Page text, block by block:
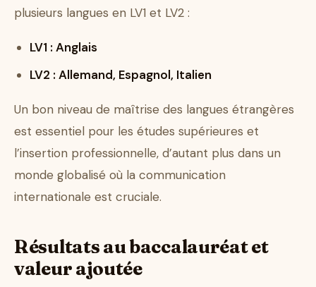
plusieurs langues en LV1 et LV2 :
LV1 : Anglais
LV2 : Allemand, Espagnol, Italien
Un bon niveau de maîtrise des langues étrangères
est essentiel pour les études supérieures et
l’insertion professionnelle, d’autant plus dans un
monde globalisé où la communication
internationale est cruciale.
Résultats au baccalauréat et
valeur ajoutée